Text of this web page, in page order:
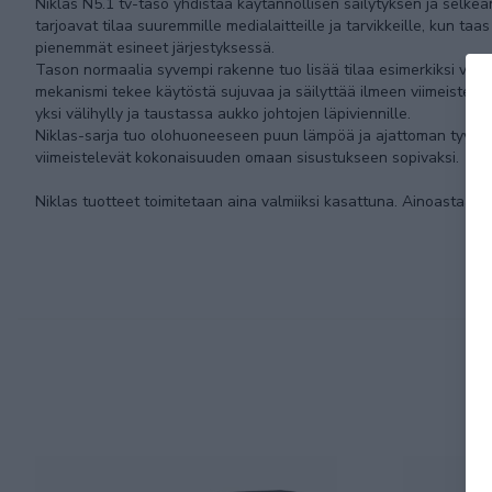
tarjoavat tilaa suuremmille medialaitteille ja tarvikkeille, kun
pienemmät esineet järjestyksessä.
Tason normaalia syvempi rakenne tuo lisää tilaa esimerkiksi
mekanismi tekee käytöstä sujuvaa ja säilyttää ilmeen
yksi välihylly ja taustassa aukko johtojen läpiviennille.
Niklas-sarja tuo olohuoneeseen puun lämpöä ja ajattoman tyylin.
viimeistelevät kokonaisuuden omaan sisustukseen sopivaksi.
Niklas tuotteet toimitetaan aina valmiiksi kasattuna. Ainoastaan